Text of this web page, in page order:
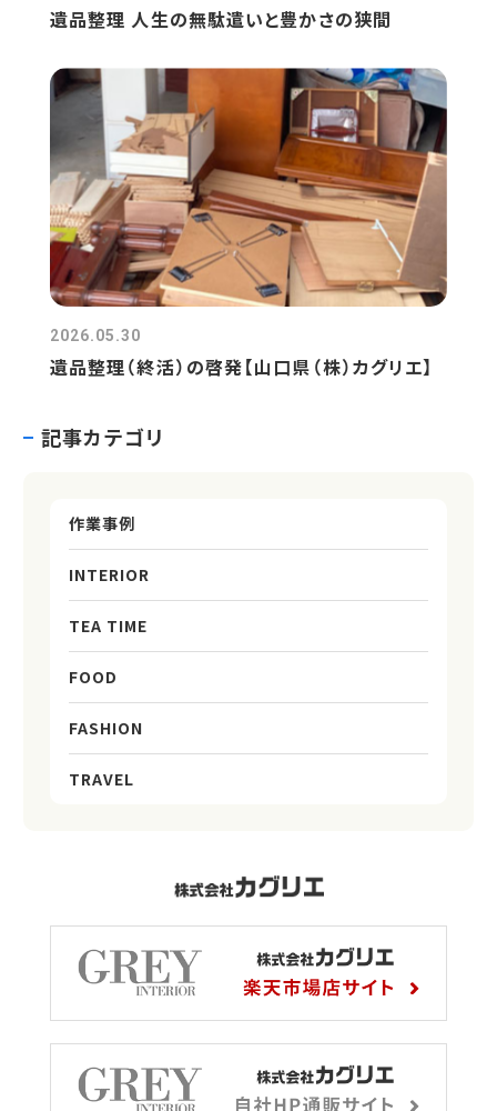
遺品整理 人生の無駄遣いと豊かさの狭間
2026.05.30
遺品整理（終活）の啓発【山口県（株）カグリエ】
記事カテゴリ
作業事例
INTERIOR
TEA TIME
FOOD
FASHION
TRAVEL